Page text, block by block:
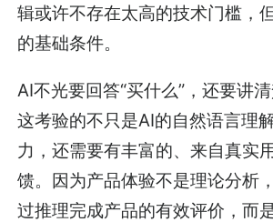
辑或许不存在太高的技术门槛，
的基础条件。
AI不光要回答“买什么”，还要讲清
这考验的不只是AI的自然语言理
力，还需要有丰富的、来自真实
馈。因为产品体验不是理论分析
过推理完成产品的有效评价，而